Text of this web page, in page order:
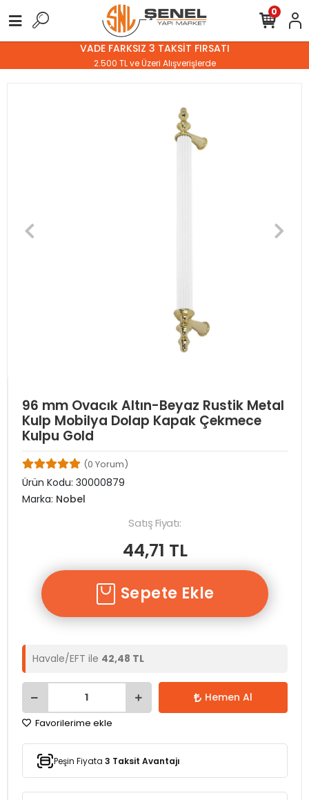
VADE FARKSIZ 3 TAKSİT FIRSATI
2.500 TL ve Üzeri Alışverişlerde
0
96 mm Ovacık Altın-Beyaz Rustik Metal
Kulp Mobilya Dolap Kapak Çekmece
Kulpu Gold
(0 Yorum)
Ürün Kodu: 30000879
Marka: Nobel
Satış Fiyatı:
44,71 TL
Sepete Ekle
Havale/EFT ile 42,48 TL
Hemen Al
Favorilerime ekle
Peşin Fiyata 3 Taksit Avantajı